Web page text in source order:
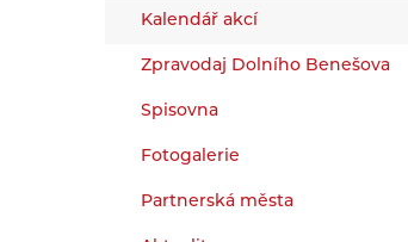
Kalendář akcí
Zpravodaj Dolního Benešova
Spisovna
Fotogalerie
Partnerská města